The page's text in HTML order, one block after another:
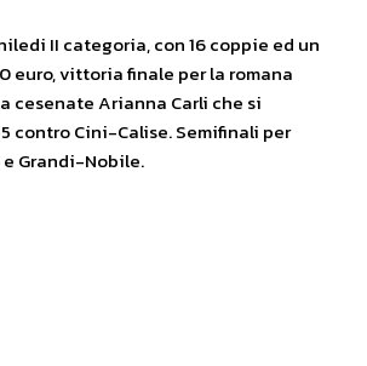
II categoria, con 16 coppie ed un
euro, vittoria finale per la romana
cesenate Arianna Carli che si
contro Cini-Calise. Semifinali per
Grandi-Nobile.